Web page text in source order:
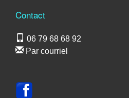
Contact
06 79 68 68 92
Par courriel